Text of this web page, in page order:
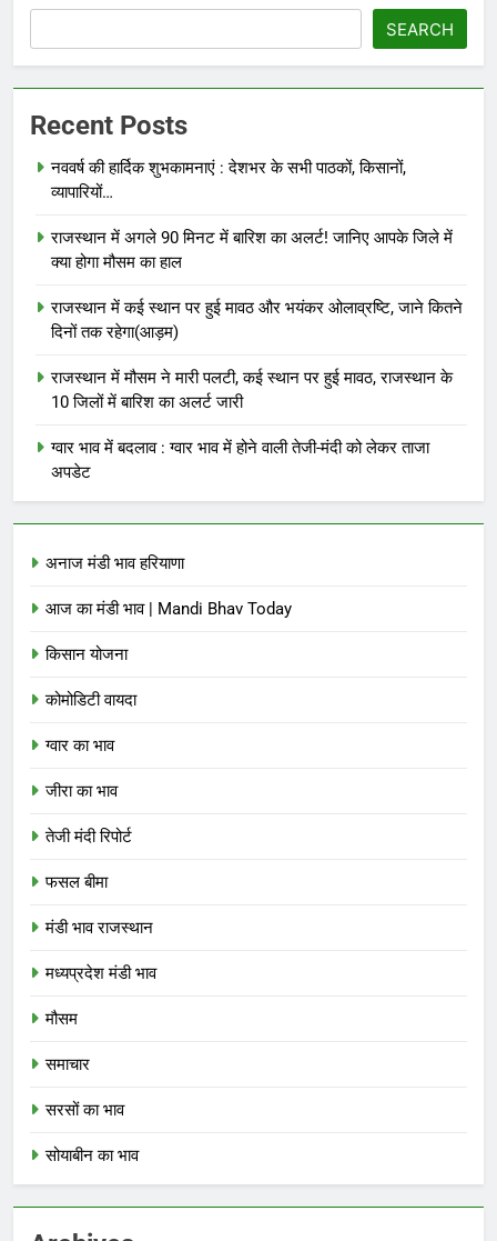
SEARCH
Recent Posts
नववर्ष की हार्दिक शुभकामनाएं : देशभर के सभी पाठकों, किसानों,
व्यापारियों…
राजस्थान में अगले 90 मिनट में बारिश का अलर्ट! जानिए आपके जिले में
क्या होगा मौसम का हाल
राजस्थान में कई स्थान पर हुई मावठ और भयंकर ओलाव्रष्टि, जाने कितने
दिनों तक रहेगा(आड़म)
राजस्थान में मौसम ने मारी पलटी, कई स्थान पर हुई मावठ, राजस्थान के
10 जिलों में बारिश का अलर्ट जारी
ग्वार भाव में बदलाव : ग्वार भाव में होने वाली तेजी-मंदी को लेकर ताजा
अपडेट
अनाज मंडी भाव हरियाणा
आज का मंडी भाव | Mandi Bhav Today
किसान योजना
कोमोडिटी वायदा
ग्वार का भाव
जीरा का भाव
तेजी मंदी रिपोर्ट
फसल बीमा
मंडी भाव राजस्थान
मध्यप्रदेश मंडी भाव
मौसम
समाचार
सरसों का भाव
सोयाबीन का भाव